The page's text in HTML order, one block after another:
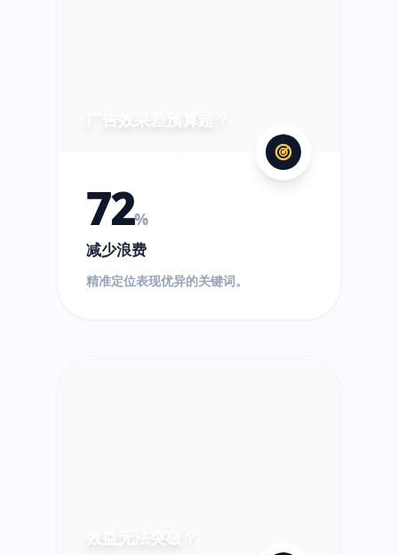
广告效果差预算超？
72%
减少浪费
精准定位表现优异的关键词。
效益无法突破？